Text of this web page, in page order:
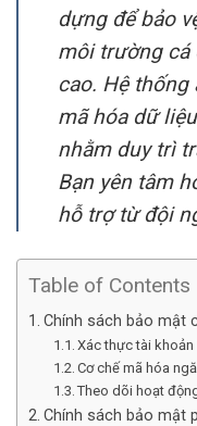
dựng để bảo
môi trường cá
cao. Hệ
mã hóa dữ
nhằm duy trì
Bạn yên tâm
hỗ trợ từ đội
Table of Contents
Chính sách bảo mật
Xác thực tài
Cơ chế mã hóa
Theo dõi hoạt
Chính sách bảo mật